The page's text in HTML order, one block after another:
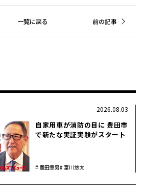
一覧に戻る 前の記事
自家用車が消防の目に 豊田市
で新たな実証実験がスタート
豊田章男 富川悠太
2026.08.03